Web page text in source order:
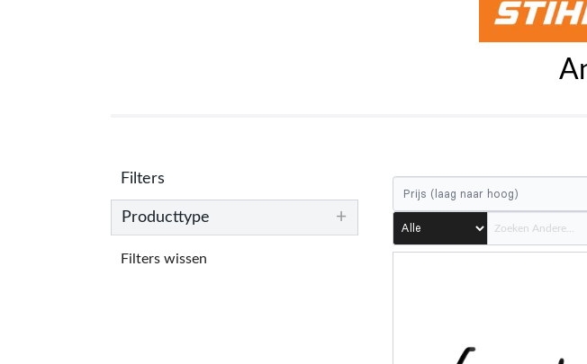
Filters
Producttype +
Filters wissen